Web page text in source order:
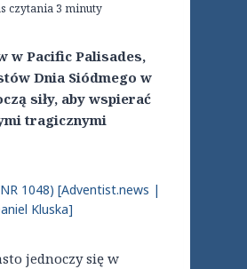
czytania 3 minuty
w Pacific Palisades,
Dnia Siódmego w
siły, aby wspierać
tragicznymi
1048) [Adventist.news |
Kluska]
jednoczy się w